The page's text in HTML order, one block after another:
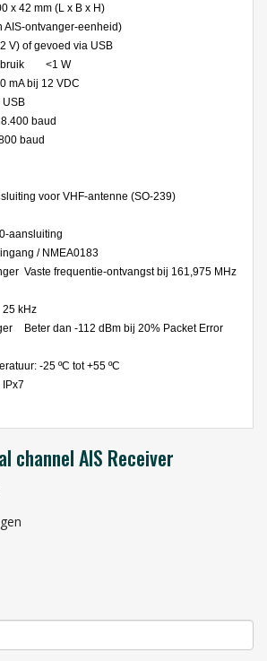
x 42 mm (L x B x H)
AIS-ontvanger-eenheid)
V) of gevoed via USB
<1 W
mA bij 12 VDC
USB
baud
baud
voor VHF-antenne (SO-239)
aansluiting
/ NMEA0183
Vaste frequentie-ontvangst bij 161,975 MHz
25 kHz
Beter dan -112 dBm bij 20% Packet Error
-25 ºC tot +55 ºC
IPx7
channel AIS Receiver